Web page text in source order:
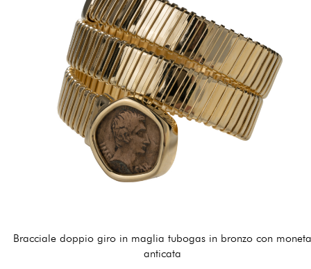
Bracciale doppio giro in maglia tubogas in bronzo con moneta
anticata